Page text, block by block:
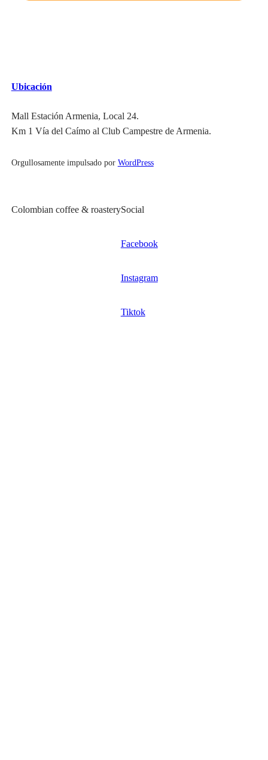
Ubicación
Mall Estación Armenia, Local 24.
Km 1 Vía del Caímo al Club Campestre de Armenia.
Orgullosamente impulsado por WordPress
Colombian coffee & roasterySocial
Facebook
Instagram
Tiktok